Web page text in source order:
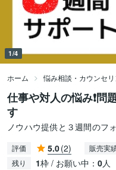
1/4
ホーム 悩み相談・カウンセ
仕事や対人の悩み❗問
す
ノウハウ提供と３週間のフ
評価 5.0(2) 販売実
残り 1枠 / お願い中： 0人